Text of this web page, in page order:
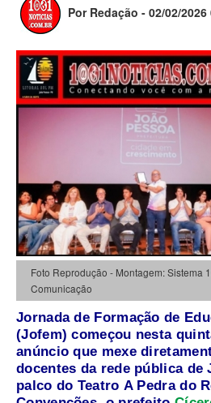
Por Redação - 02/02/2026
Foto Reprodução - Montagem: Sistema
Comunicação
Jornada de Formação de
(Jofem) começou nesta
anúncio que mexe
docentes da rede pública de
palco do Teatro A Pedra do